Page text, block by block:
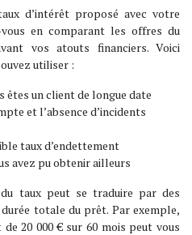
d’intérêt proposé avec votre
en comparant les offres du
vos atouts financiers. Voici
utiliser :
êtes un client de longue date
et l’absence d’incidents
taux d’endettement
avez pu obtenir ailleurs
taux peut se traduire par des
totale du prêt. Par exemple,
20 000 € sur 60 mois peut vous